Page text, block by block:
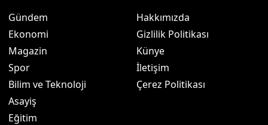
Gündem
Ekonomi
Magazin
Spor
Bilim ve Teknoloji
Asayiş
Eğitim
Hakkımızda
Gizlilik Politikası
Künye
İletişim
Çerez Politikası